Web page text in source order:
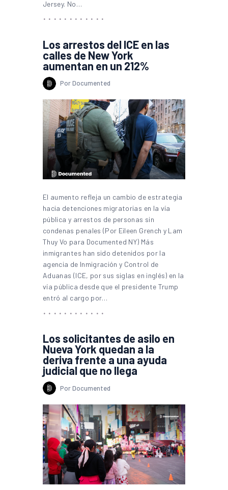
Jersey. No…
Los arrestos del ICE en las
calles de New York
aumentan en un 212%
Por Documented
El aumento refleja un cambio de estrategia
hacia detenciones migratorias en la vía
pública y arrestos de personas sin
condenas penales (Por Eileen Grench y Lam
Thuy Vo para Documented NY) Más
inmigrantes han sido detenidos por la
agencia de Inmigración y Control de
Aduanas (ICE, por sus siglas en inglés) en la
vía pública desde que el presidente Trump
entró al cargo por…
Los solicitantes de asilo en
Nueva York quedan a la
deriva frente a una ayuda
judicial que no llega
Por Documented